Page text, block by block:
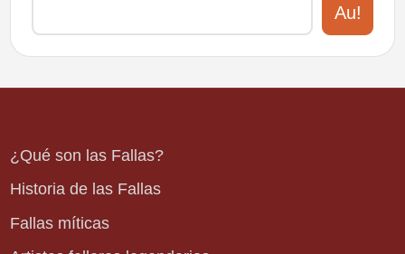
Au!
¿Qué son las Fallas?
Historia de las Fallas
Fallas míticas